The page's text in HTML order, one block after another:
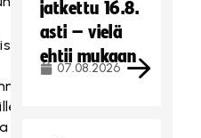
jatkettu 16.8.
asti – vielä
ehtii mukaan
07.08.2026